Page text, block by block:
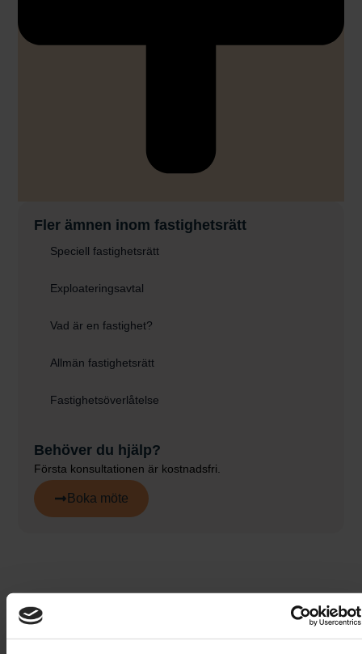
Fler ämnen inom fastighetsrätt
Speciell fastighetsrätt
Exploateringsavtal
Vad är en fastighet?
Allmän fastighetsrätt
Fastighetsöverlåtelse
Behöver du hjälp?
Första konsultationen är kostnadsfri.
Boka möte
KUNDCASE
Invid Stockholm
AB